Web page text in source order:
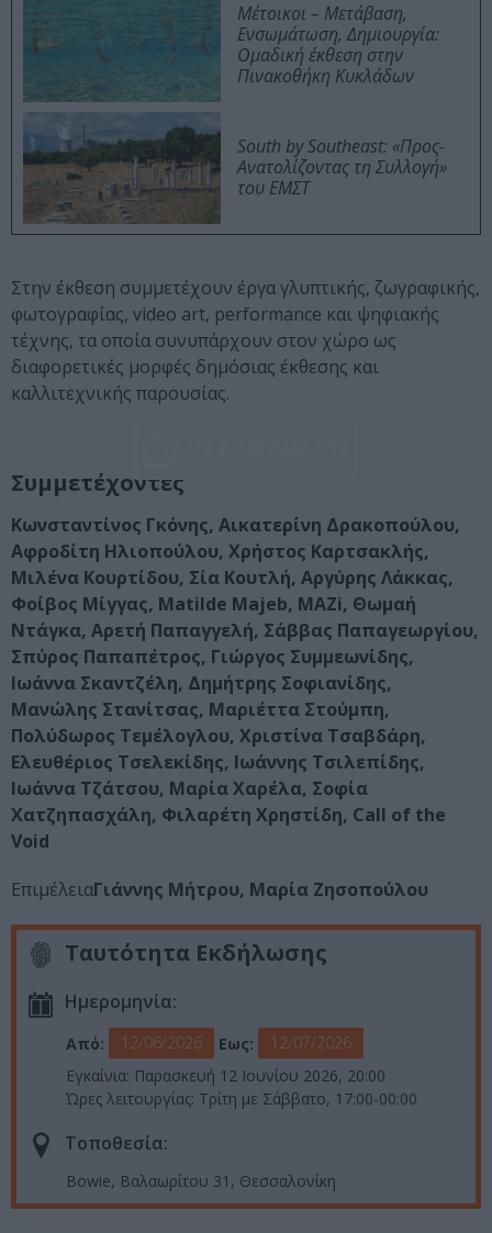
Μέτοικοι – Μετάβαση,
Ενσωμάτωση, Δημιουργία:
Ομαδική έκθεση στην
Πινακοθήκη Κυκλάδων
South by Southeast: «Προς-
Ανατολίζοντας τη Συλλογή»
του ΕΜΣΤ
Στην έκθεση συμμετέχουν έργα γλυπτικής, ζωγραφικής,
φωτογραφίας, video art, performance και ψηφιακής
τέχνης, τα οποία συνυπάρχουν στον χώρο ως
διαφορετικές μορφές δημόσιας έκθεσης και
καλλιτεχνικής παρουσίας.
Συμμετέχοντες
Κωνσταντίνος Γκόνης, Αικατερίνη Δρακοπούλου,
Αφροδίτη Ηλιοπούλου, Χρήστος Καρτσακλής,
Μιλένα Κουρτίδου, Σία Κουτλή, Αργύρης Λάκκας,
Φοίβος Μίγγας, Matilde Majeb, MAZi, Θωμαή
Ντάγκα, Αρετή Παπαγγελή, Σάββας Παπαγεωργίου,
Σπύρος Παπαπέτρος, Γιώργος Συμμεωνίδης,
Ιωάννα Σκαντζέλη, Δημήτρης Σοφιανίδης,
Μανώλης Στανίτσας, Μαριέττα Στούμπη,
Πολύδωρος Τεμέλογλου, Χριστίνα Τσαβδάρη,
Ελευθέριος Τσελεκίδης, Ιωάννης Τσιλεπίδης,
Ιωάννα Τζάτσου, Μαρία Χαρέλα, Σοφία
Χατζηπασχάλη, Φιλαρέτη Χρηστίδη, Call of the
Void
ΕπιμέλειαΓιάννης Μήτρου, Μαρία Ζησοπούλου
Ταυτότητα Εκδήλωσης
Ημερομηνία:
Από: 12/06/2026 Εως:
12/07/2026
Εγκαίνια: Παρασκευή 12 Ιουνίου 2026, 20:00
Ώρες λειτουργίας: Τρίτη με Σάββατο, 17:00-00:00
Τοποθεσία:
Bowie, Βαλαωρίτου 31, Θεσσαλονίκη